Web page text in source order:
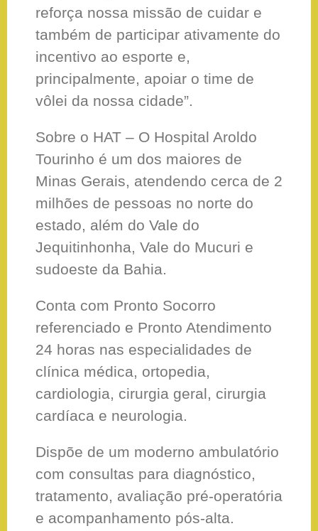
reforça nossa missão de cuidar e
também de participar ativamente do
incentivo ao esporte e,
principalmente, apoiar o time de
vôlei da nossa cidade”.
Sobre o HAT – O Hospital Aroldo
Tourinho é um dos maiores de
Minas Gerais, atendendo cerca de 2
milhões de pessoas no norte do
estado, além do Vale do
Jequitinhonha, Vale do Mucuri e
sudoeste da Bahia.
Conta com Pronto Socorro
referenciado e Pronto Atendimento
24 horas nas especialidades de
clínica médica, ortopedia,
cardiologia, cirurgia geral, cirurgia
cardíaca e neurologia.
Dispõe de um moderno ambulatório
com consultas para diagnóstico,
tratamento, avaliação pré-operatória
e acompanhamento pós-alta.